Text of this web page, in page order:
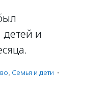
и
, Семья и дети ·